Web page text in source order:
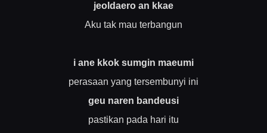
jeoldaero an kkae
Aku tak mau terbangun
i ane kkok sumgin maeumi
perasaan yang tersembunyi ini
geu naren bandeusi
pastikan pada hari itu